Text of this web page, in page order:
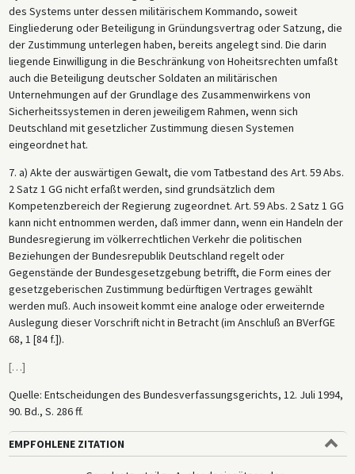
des Systems unter dessen militärischem Kommando, soweit
Eingliederung oder Beteiligung in Gründungsvertrag oder Satzung, die
der Zustimmung unterlegen haben, bereits angelegt sind. Die darin
liegende Einwilligung in die Beschränkung von Hoheitsrechten umfaßt
auch die Beteiligung deutscher Soldaten an militärischen
Unternehmungen auf der Grundlage des Zusammenwirkens von
Sicherheitssystemen in deren jeweiligem Rahmen, wenn sich
Deutschland mit gesetzlicher Zustimmung diesen Systemen
eingeordnet hat.
7. a) Akte der auswärtigen Gewalt, die vom Tatbestand des Art. 59 Abs.
2 Satz 1 GG nicht erfaßt werden, sind grundsätzlich dem
Kompetenzbereich der Regierung zugeordnet. Art. 59 Abs. 2 Satz 1 GG
kann nicht entnommen werden, daß immer dann, wenn ein Handeln der
Bundesregierung im völkerrechtlichen Verkehr die politischen
Beziehungen der Bundesrepublik Deutschland regelt oder
Gegenstände der Bundesgesetzgebung betrifft, die Form eines der
gesetzgeberischen Zustimmung bedürftigen Vertrages gewählt
werden muß. Auch insoweit kommt eine analoge oder erweiternde
Auslegung dieser Vorschrift nicht in Betracht (im Anschluß an BVerfGE
68, 1 [84 f.]).
[…]
Quelle: Entscheidungen des Bundesverfassungsgerichts, 12. Juli 1994,
90. Bd., S. 286 ff.
EMPFOHLENE ZITATION